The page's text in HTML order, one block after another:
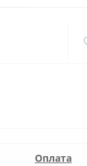
Оплата